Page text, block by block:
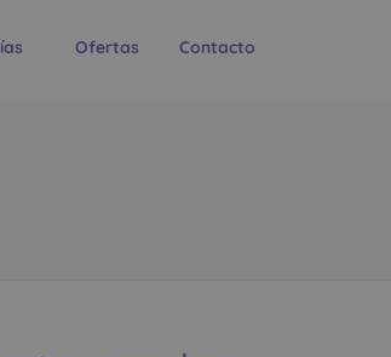
Ofertas Contacto